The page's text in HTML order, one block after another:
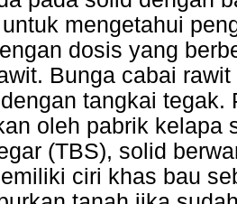
mengetahui
dosis yang
Bunga cabai
tangkai
oleh pabrik kelapa
(TBS), solid
ciri khas bau